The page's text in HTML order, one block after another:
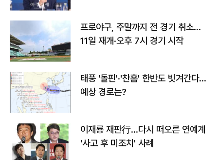
프로야구, 주말까지 전 경기 취소…
11일 재개·오후 7시 경기 시작
태풍 '돌핀'·'찬홈' 한반도 빗겨간다…
예상 경로는?
이재룡 재판行…다시 떠오른 연예계
'사고 후 미조치' 사례